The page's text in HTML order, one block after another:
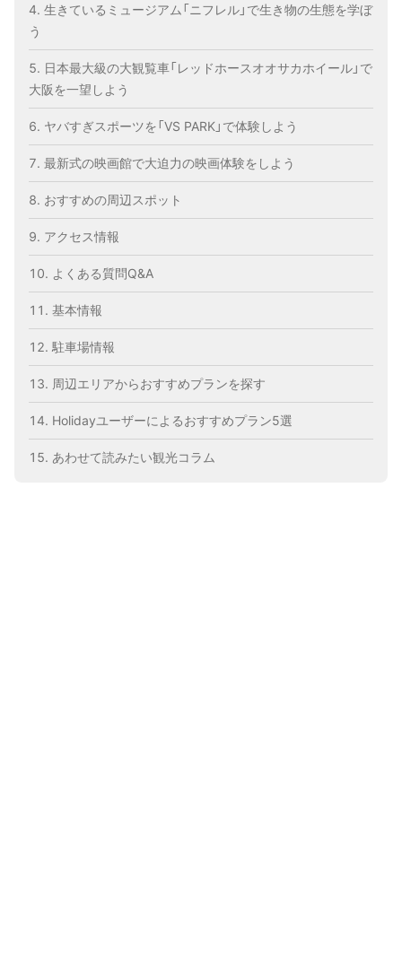
生きているミュージアム「ニフレル」で生き物の生態を学ぼ
う
日本最大級の大観覧車「レッドホースオオサカホイール」で
大阪を一望しよう
ヤバすぎスポーツを「VS PARK」で体験しよう
最新式の映画館で大迫力の映画体験をしよう
おすすめの周辺スポット
アクセス情報
よくある質問Q&A
基本情報
駐車場情報
周辺エリアからおすすめプランを探す
Holidayユーザーによるおすすめプラン5選
あわせて読みたい観光コラム